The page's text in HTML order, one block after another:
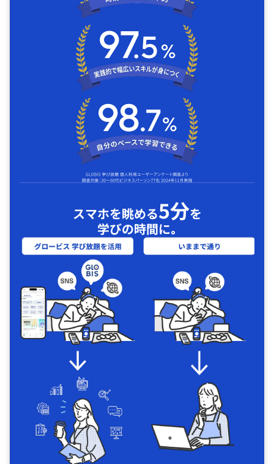
スマホを眺める5分を
学びの時間に｡